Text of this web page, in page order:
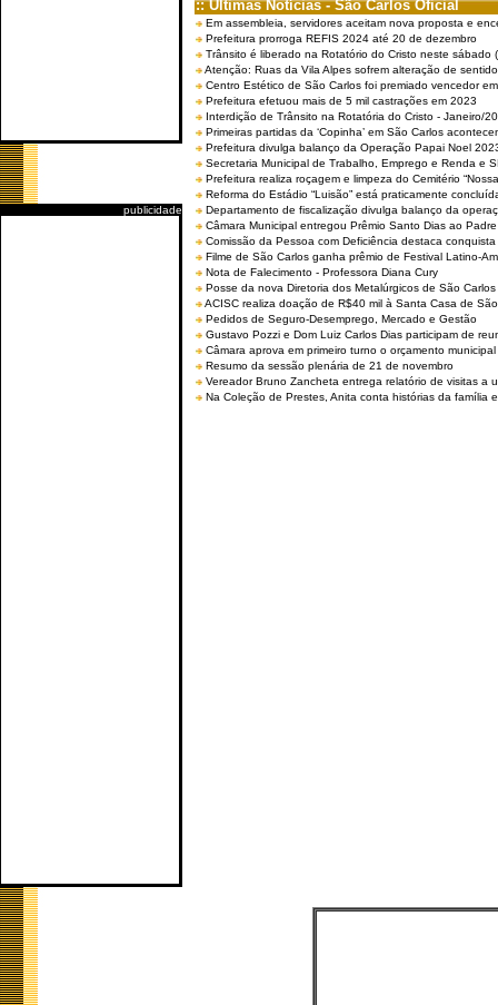
publicidade
:: Últimas Notícias - São Carlos Oficial
Em assembleia, servidores aceitam nova proposta e
Prefeitura prorroga REFIS 2024 até 20 de dezembro
Trânsito é liberado na Rotatório do Cristo neste sábado
Atenção: Ruas da Vila Alpes sofrem alteração de
Centro Estético de São Carlos foi premiado vencedor
Prefeitura efetuou mais de 5 mil castrações em 2023
Interdição de Trânsito na Rotatória do Cristo - Janeiro/
Primeiras partidas da ‘Copinha’ em São Carlos
Prefeitura divulga balanço da Operação Papai Noel
Secretaria Municipal de Trabalho, Emprego e Renda e
Prefeitura realiza roçagem e limpeza do Cemitério
Reforma do Estádio “Luisão” está praticamente
Departamento de fiscalização divulga balanço da
Câmara Municipal entregou Prêmio Santo Dias ao
Comissão da Pessoa com Deficiência destaca
Filme de São Carlos ganha prêmio de Festival Latino-
Nota de Falecimento - Professora Diana Cury
Posse da nova Diretoria dos Metalúrgicos de São
ACISC realiza doação de R$40 mil à Santa Casa de
Pedidos de Seguro-Desemprego, Mercado e Gestão
Gustavo Pozzi e Dom Luiz Carlos Dias participam de
Câmara aprova em primeiro turno o orçamento
Resumo da sessão plenária de 21 de novembro
Vereador Bruno Zancheta entrega relatório de visitas a
Na Coleção de Prestes, Anita conta histórias da família